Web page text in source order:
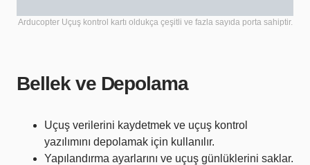
Arducopter Uçuş kontrol kartı oldukça çeşitli ve fazla sayıda porta sahiptir.
Bellek ve Depolama
Uçuş verilerini kaydetmek ve uçuş kontrol
yazılımını depolamak için kullanılır.
Yapılandırma ayarlarını ve uçuş günlüklerini saklar.